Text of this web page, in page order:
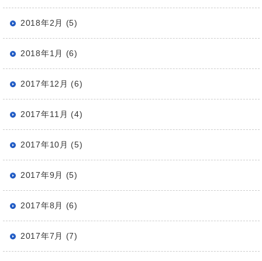
2018年2月 (5)
2018年1月 (6)
2017年12月 (6)
2017年11月 (4)
2017年10月 (5)
2017年9月 (5)
2017年8月 (6)
2017年7月 (7)